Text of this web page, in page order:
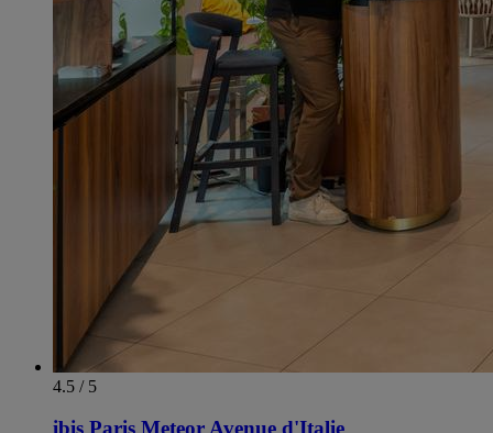
4.5 / 5
ibis Paris Meteor Avenue d'Italie